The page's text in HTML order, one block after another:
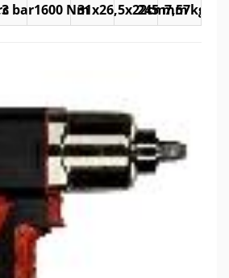
bar1600 Nm31x26,5x22cm
245 mm
7,57kg